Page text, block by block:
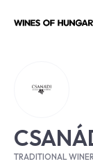
TRADITIONAL